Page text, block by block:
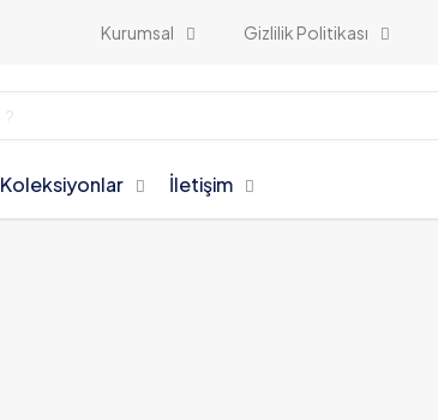
Kurumsal Gizlilik Politikası
Koleksiyonlar İletişim